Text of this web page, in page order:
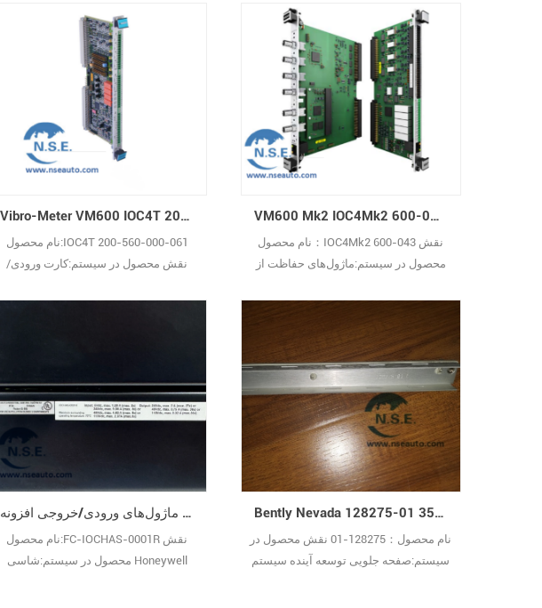
جداسازی گالوانیکی از خط محصولات
یک واحد جداسازی گالوانیکی متعلق به خط
Meggitt است.س: چرا قطعه 244-127-
توضیحات عملکرد:TQ902/TQ912، EA902
را از خط محصولات vibro-meter® شرکت
Meggitt تشکیل می‌دهند. Q: حسگر TQ912
111-912-000-011 چیست؟A: این یک
حسگر ارتعاش حرفه‌ای با سیم‌پیچ داخلی
قالب‌گیری‌شده در نوک پروب است که برای
Vibro-Meter VM600 IOC4T 200-560-000-061 کارت ورودی/خروجی
نام محصول:IOC4T 200-560-000-061
نقش محصول در سیستم:کارت ورودی/
Meggitt عمل می‌کند. س: کارت I/O مدل
IOC4T چیست؟پاسخ: این یک کارت رابط
سیگنال برای کارت حفاظت ماشین‌آلات
VM600 Mk2 IOC4Mk2 600-043 ماژول‌های حفاظت ماشین‌آلات و پایش وضعیت
نام محصول：IOC4Mk2 600-043 نقش
محصول در سیستم:ماژول‌های حفاظت از
ماشین‌آلات دوار مورد استفاده در صنعت
انرژی است. س: سیستم پایش مبتنی بر
رک VM600Mk2 چیست؟ج: این یک سیستم
ارتقایافته حفاظت و پایش ماشین‌آلات
است که توسط M29
شاسی برای ماژول‌های ورودی/خروجی افزونه Honeywell FC-IOCHAS-0001R
نام محصول:FC-IOCHAS-0001R نقش
محصول در سیستم:شاسی Honeywell
Bently Nevada 128275-01 صفحه جلویی توسعه آینده سیستم 3500
نام محصول：128275-01 نقش محصول در
سیستم:صفحه جلویی توسعه آینده سیستم